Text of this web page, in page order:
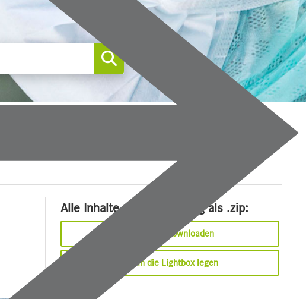
Alle Inhalte dieser Meldung als .zip:
Sofort downloaden
In die Lightbox legen